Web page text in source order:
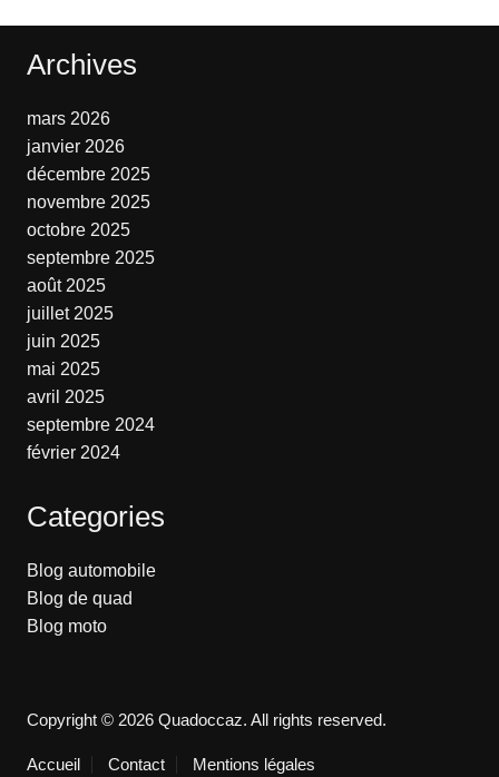
Archives
mars 2026
janvier 2026
décembre 2025
novembre 2025
octobre 2025
septembre 2025
août 2025
juillet 2025
juin 2025
mai 2025
avril 2025
septembre 2024
février 2024
Categories
Blog automobile
Blog de quad
Blog moto
Copyright © 2026 Quadoccaz. All rights reserved.
Accueil Contact Mentions légales